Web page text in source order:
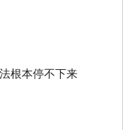
根本停不下来